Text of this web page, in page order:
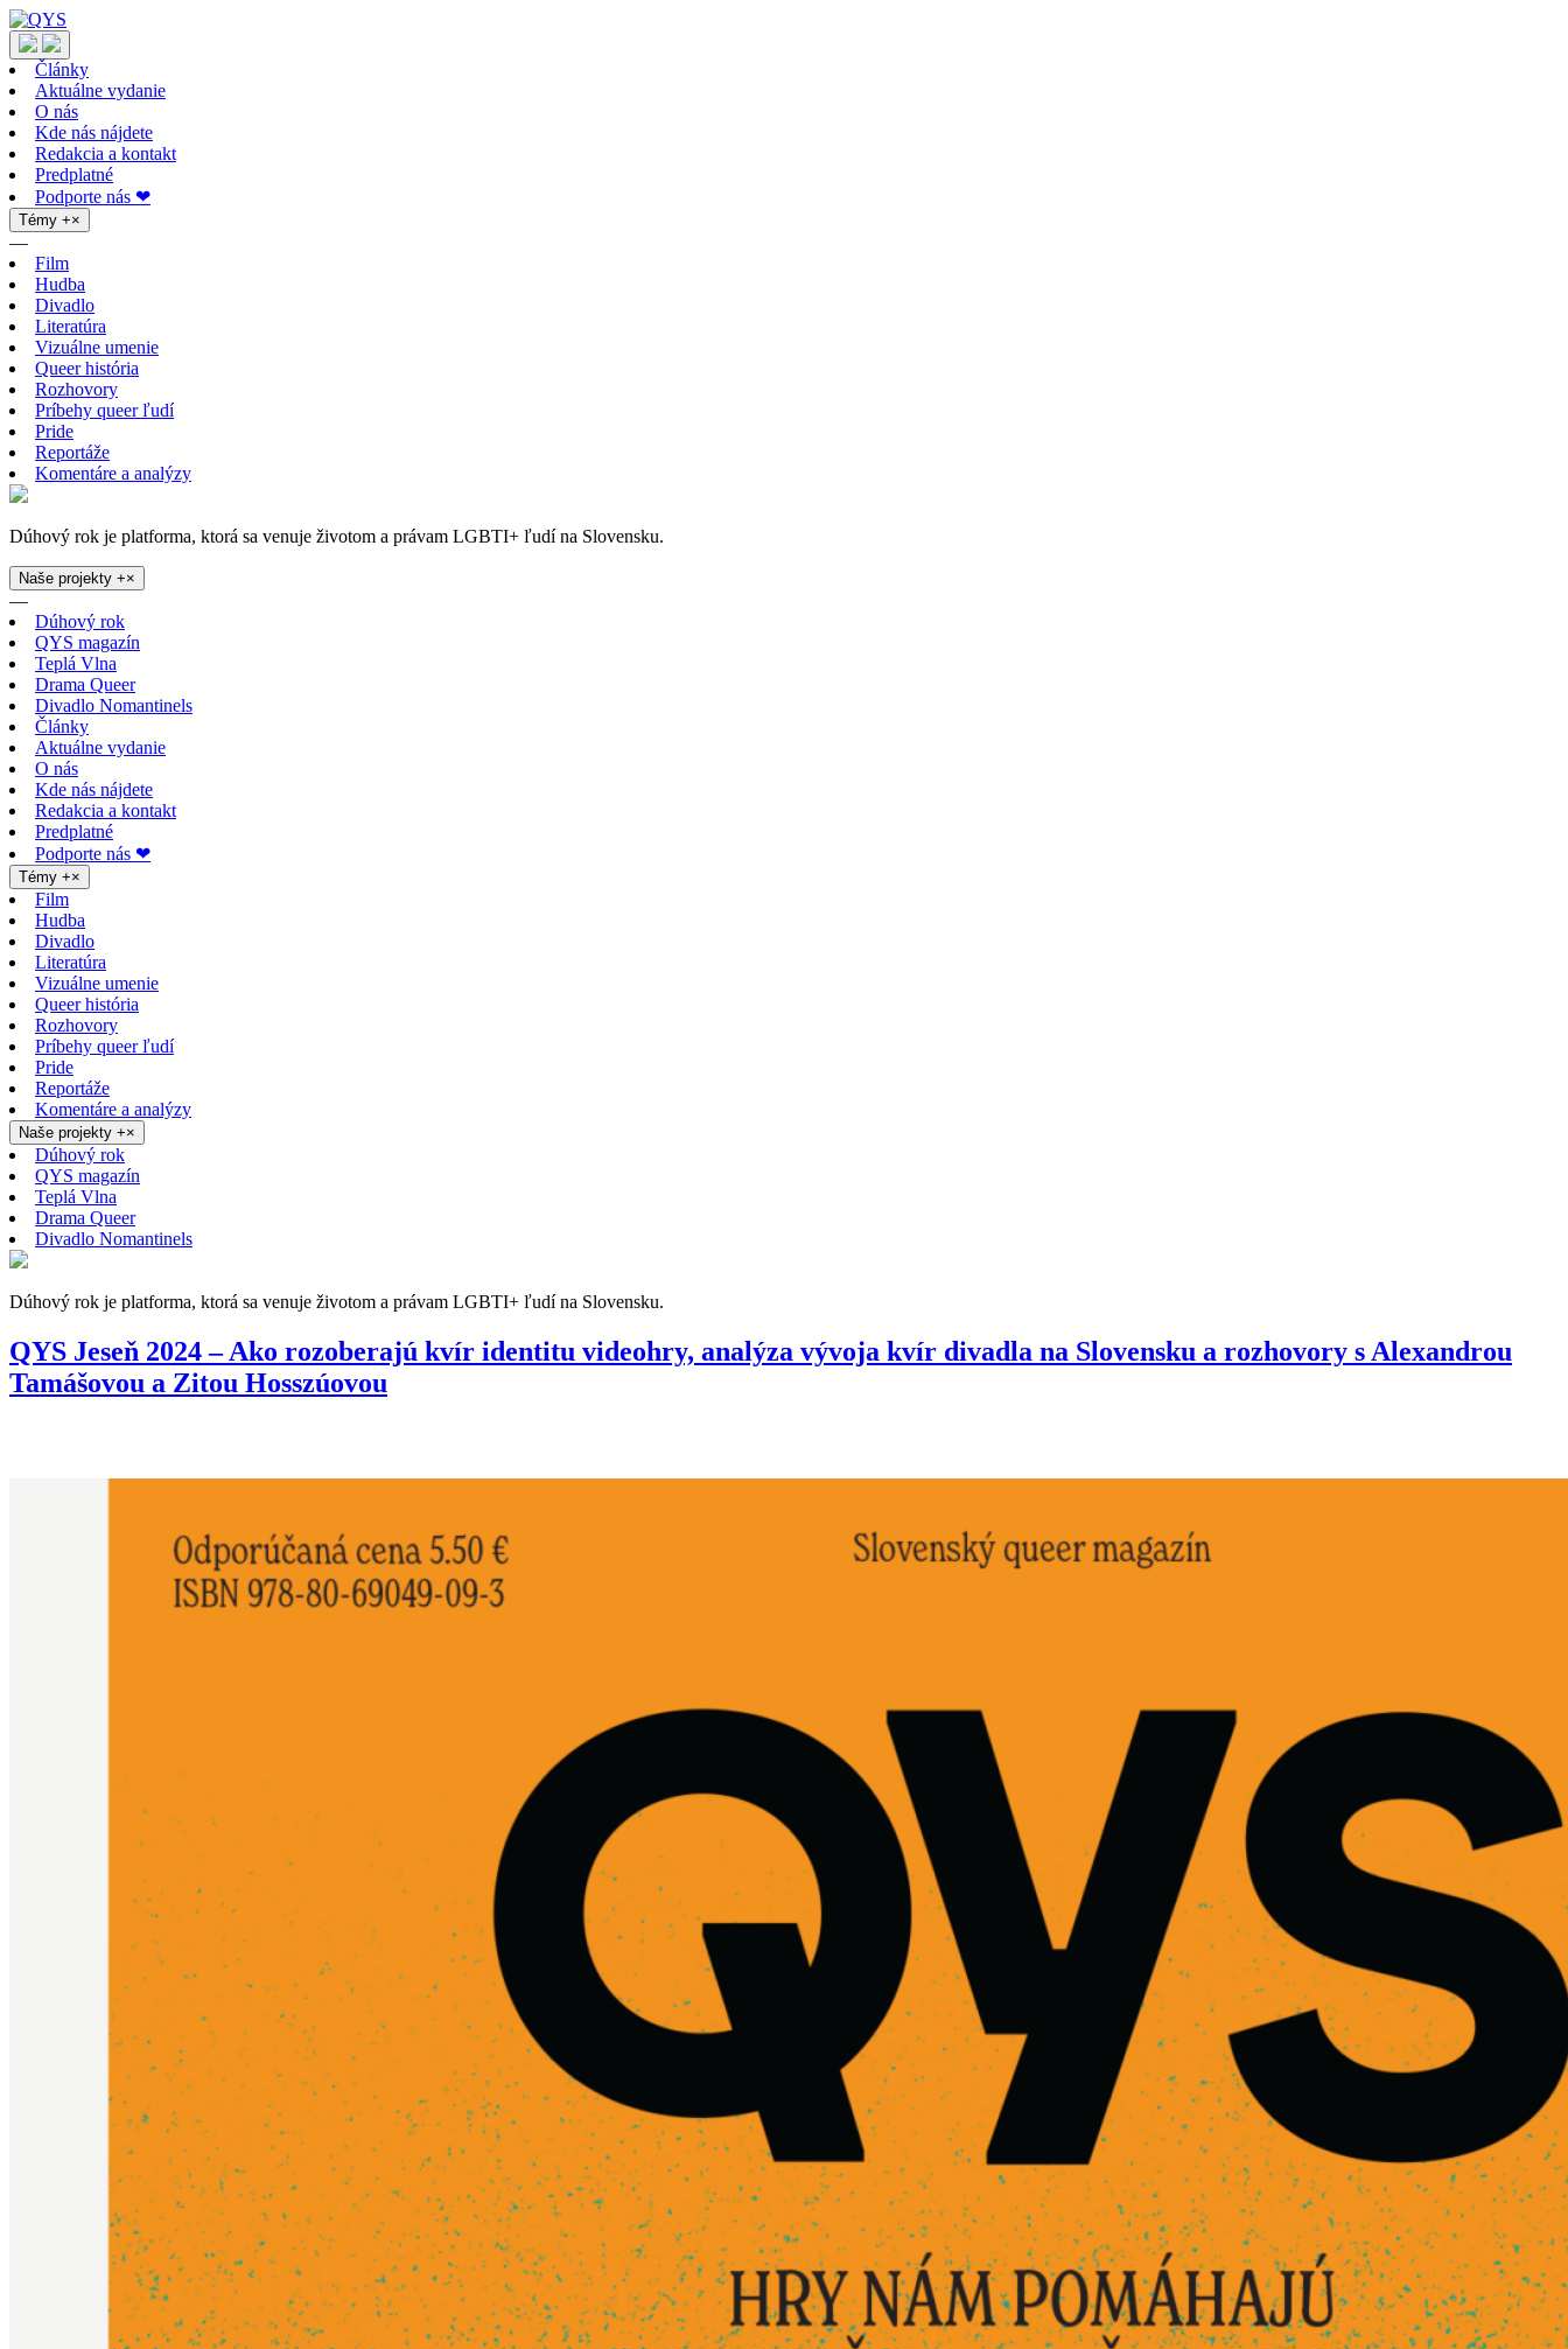
Články
Aktuálne vydanie
O nás
Kde nás nájdete
Redakcia a kontakt
Predplatné
Podporte nás ❤
Témy +×
—
Film
Hudba
Divadlo
Literatúra
Vizuálne umenie
Queer história
Rozhovory
Príbehy queer ľudí
Pride
Reportáže
Komentáre a analýzy
Dúhový rok je platforma, ktorá sa venuje životom a právam LGBTI+ ľudí na Slovensku.
Naše projekty +×
—
Dúhový rok
QYS magazín
Teplá Vlna
Drama Queer
Divadlo Nomantinels
Články
Aktuálne vydanie
O nás
Kde nás nájdete
Redakcia a kontakt
Predplatné
Podporte nás ❤
Témy +×
Film
Hudba
Divadlo
Literatúra
Vizuálne umenie
Queer história
Rozhovory
Príbehy queer ľudí
Pride
Reportáže
Komentáre a analýzy
Naše projekty +×
Dúhový rok
QYS magazín
Teplá Vlna
Drama Queer
Divadlo Nomantinels
Dúhový rok je platforma, ktorá sa venuje životom a právam LGBTI+ ľudí na Slovensku.
QYS Jeseň 2024 – Ako rozoberajú kvír identitu videohry, analýza vývoja kvír divadla na Slovensku a rozhovory s Alexandrou
Tamášovou a Zitou Hosszúovou